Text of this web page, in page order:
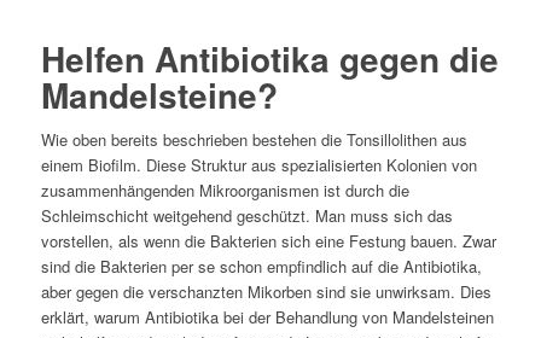
Helfen Antibiotika gegen die
Mandelsteine?
Wie oben bereits beschrieben bestehen die Tonsillolithen aus
einem Biofilm. Diese Struktur aus spezialisierten Kolonien von
zusammenhängenden Mikroorganismen ist durch die
Schleimschicht weitgehend geschützt. Man muss sich das
vorstellen, als wenn die Bakterien sich eine Festung bauen. Zwar
sind die Bakterien per se schon empfindlich auf die Antibiotika,
aber gegen die verschanzten Mikorben sind sie unwirksam. Dies
erklärt, warum Antibiotika bei der Behandlung von Mandelsteinen